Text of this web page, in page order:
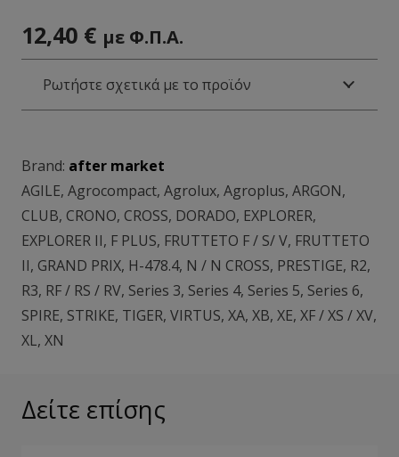
12,40 € με Φ.Π.Α.
Ρωτήστε σχετικά με το προϊόν
Brand: after market
AGILE, Agrocompact, Agrolux, Agroplus, ARGON,
CLUB, CRONO, CROSS, DORADO, EXPLORER,
EXPLORER II, F PLUS, FRUTTETO F / S/ V, FRUTTETO
II, GRAND PRIX, H-478.4, N / N CROSS, PRESTIGE, R2,
R3, RF / RS / RV, Series 3, Series 4, Series 5, Series 6,
SPIRE, STRIKE, TIGER, VIRTUS, XA, XB, XE, XF / XS / XV,
XL, XN
Δείτε επίσης